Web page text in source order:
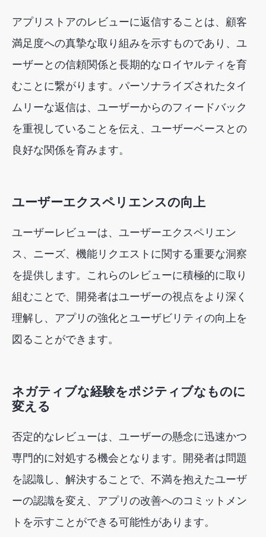
アプリストアのレビューに返信することは、顧客
満足度への真摯な取り組みを示すものであり、ユ
ーザーとの信頼関係と長期的なロイヤルティを育
むことに繋がります。パーソナライズされたタイ
ムリーな返信は、ユーザーからのフィードバック
を重視していることを伝え、ユーザーベースとの
良好な関係を育みます。
ユーザーエクスペリエンスの向上
ユーザーレビューは、ユーザーエクスペリエン
ス、ニーズ、機能リクエストに関する重要な洞察
を提供します。これらのレビューに積極的に取り
組むことで、開発者はユーザーの視点をより深く
理解し、アプリの強化とユーザビリティの向上を
図ることができます。
ネガティブな経験をポジティブなものに
変える
否定的なレビューは、ユーザーの懸念に迅速かつ
専門的に対処する機会となります。開発者は問題
を認識し、解決することで、不満を抱えたユーザ
ーの認識を変え、アプリの改善へのコミットメン
トを示すことができる可能性があります。